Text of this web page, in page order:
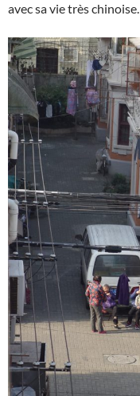
avec sa vie très chinoise.